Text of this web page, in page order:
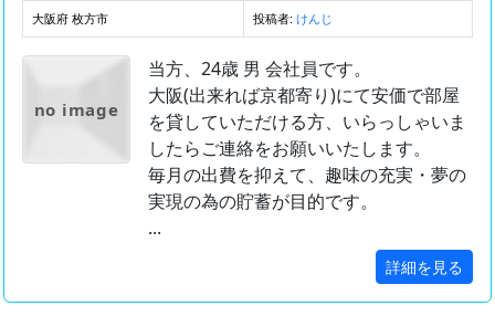
大阪府 枚方市 投稿者: けんじ
no image
当方、24歳 男 会社員です。
大阪(出来れば京都寄り)にて安価で部屋
を貸していただける方、いらっしゃいま
したらご連絡をお願いいたします。
毎月の出費を抑えて、趣味の充実・夢の
実現の為の貯蓄が目的です。
...
詳細を見る